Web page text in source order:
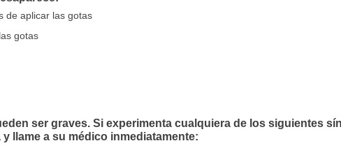
de aplicar las gotas
gotas
ser graves. Si experimenta cualquiera de los siguientes
llame a su médico inmediatamente: